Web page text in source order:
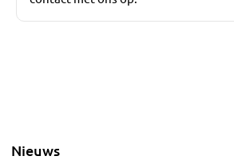
Nieuws